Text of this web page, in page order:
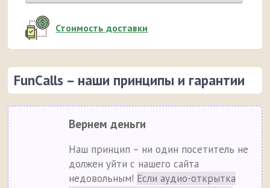
Стоимость доставки
FunCalls – наши принципы и гарантии
Вернем деньги
Наш принцип – ни один посетитель не
должен уйти с нашего сайта
недовольным! Если аудио-открытка